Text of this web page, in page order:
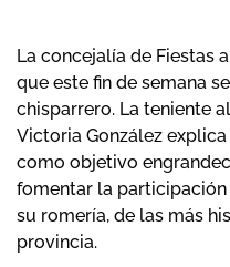
La concejalía de Fiestas
que este fin de semana
chisparrero. La teniente
Victoria González
como objetivo
fomentar la participación
su romería, de las más
provincia.